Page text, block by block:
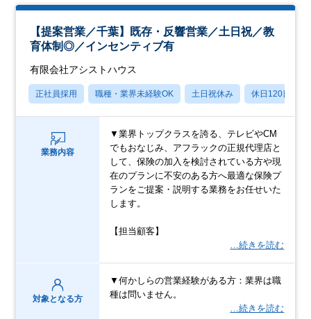
【提案営業／千葉】既存・反響営業／土日祝／教
育体制◎／インセンティブ有
有限会社アシストハウス
正社員採用 職種・業界未経験OK 土日祝休み 休日120日以上
業務内容
▼業界トップクラスを誇る、テレビやCM
でもおなじみ、アフラックの正規代理店と
して、保険の加入を検討されている方や現
在のプランに不安のある方へ最適な保険プ
ランをご提案・説明する業務をお任せいた
します。
【担当顧客】
…続きを読む
対象となる方
▼何かしらの営業経験がある方：業界は職
種は問いません。
…続きを読む